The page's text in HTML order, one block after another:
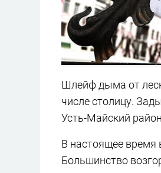
Шлейф дыма от
числе столицу.
Усть-Майский
В настоящее время
Большинство